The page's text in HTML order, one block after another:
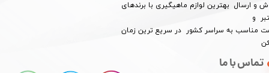
و ارسال بهترین لوازم ماهیگیری با برندهای
و
مناسب به سراسر کشور در سریع ترین زمان
تماس با ما